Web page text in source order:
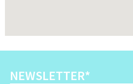
NEWSLETTER*